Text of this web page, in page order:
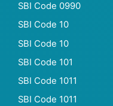
SBI Code 0990
SBI Code 10
SBI Code 10
SBI Code 101
SBI Code 1011
SBI Code 1011